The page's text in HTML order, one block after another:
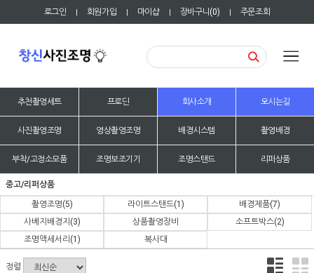
로그인 | 회원가입 | 마이샵 | 장바구니(0) | 주문조회
추천촬영세트 프로딘 회사소개 오시는길
사진촬영조명 영상촬영조명 배경시스템 촬영배경
부착/고정소모품 조명보조기기 조명스탠드 리퍼상품
중고/리퍼상품
촬영조명(5) 라이트스탠드(1) 배경제품(7)
사베지배경지 (3) 상품촬영장비 소프트박스(2)
조명액세서리 (1) 복사대
정렬